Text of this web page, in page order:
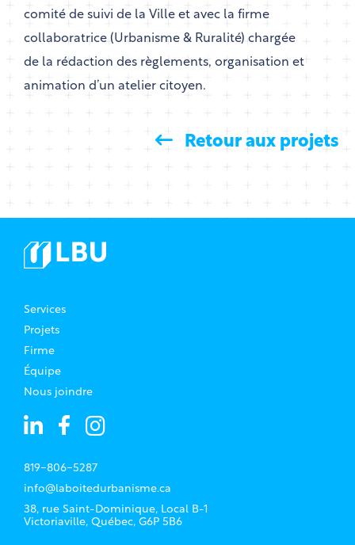
comité de suivi de la Ville et avec la firme
collaboratrice (Urbanisme & Ruralité) chargée
de la rédaction des règlements, organisation et
animation d’un atelier citoyen.
Retour aux projets
Services
Projets
Firme
Équipe
Nous joindre
819-806-5287
info@laboitedurbanisme.ca
38, rue Saint-Dominique, Local B-1
Victoriaville, Québec, G6P 5B6